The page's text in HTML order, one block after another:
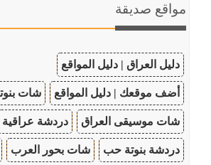
مواقع صديقة
دليل العراق | دليل المواقع
أضف موقعك | دليل المواقع شات
شات موسيقى العراق دردشة عراقية
دردشة بنوتة حب شات بحور العرب